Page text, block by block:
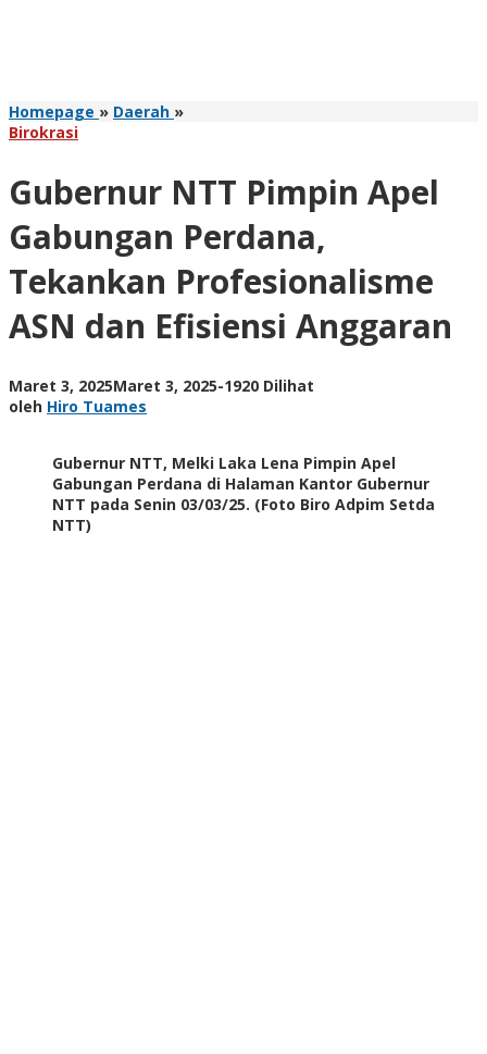
Homepage » Daerah »Gubernur
Gabungan
Tekankan
Profesionalisme
ASN
dan
Efisiensi
Anggaran
Birokrasi
Gubernur NTT Pimpin Apel
Gabungan Perdana,
Tekankan Profesionalisme
ASN dan Efisiensi Anggaran
Maret 3, 2025Maret 3, 2025oleh
-1920 Dilihat
oleh Hiro Tuames
Gubernur NTT, Melki Laka Lena Pimpin Apel
Gabungan Perdana di Halaman Kantor Gubernur
NTT pada Senin 03/03/25. (Foto Biro Adpim Setda
NTT)